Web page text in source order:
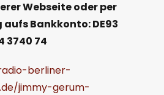
Webseite oder per
aufs Bankkonto: DE93
3740 74
berliner-
jimmy-gerum-